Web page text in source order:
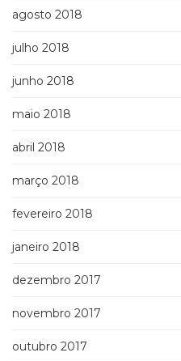
agosto 2018
julho 2018
junho 2018
maio 2018
abril 2018
março 2018
fevereiro 2018
janeiro 2018
dezembro 2017
novembro 2017
outubro 2017